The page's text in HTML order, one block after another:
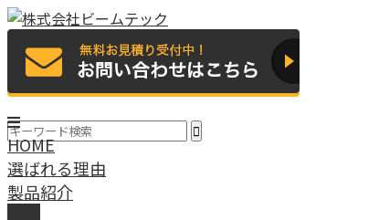
HOME
選ばれる理由
製品紹介